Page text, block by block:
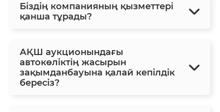
Біздің компанияның қызметтері
қанша тұрады?
АҚШ аукционындағы
автокөліктің жасырын
зақымданбауына қалай кепілдік
бересіз?